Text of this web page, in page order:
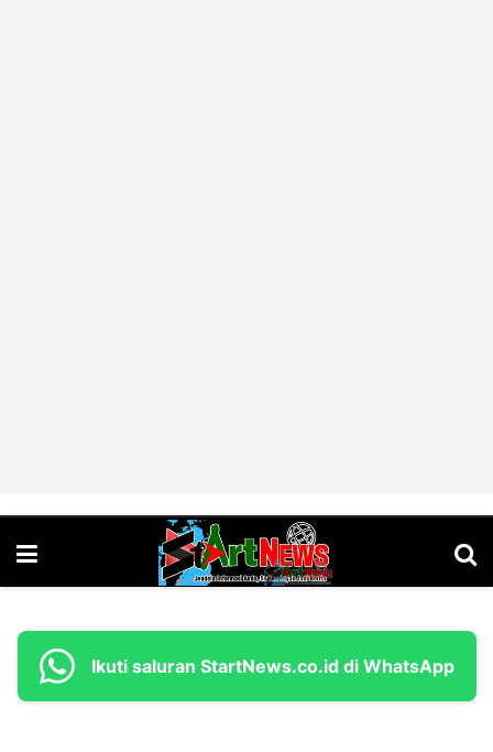
Ikuti saluran StartNews.co.id di WhatsApp